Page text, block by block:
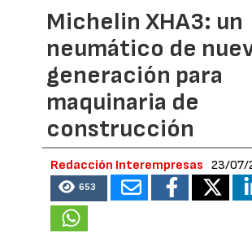
Michelin XHA3: un
neumático de
generación para
maquinaria de
construcción
Redacción Interempresas 23/07/
653